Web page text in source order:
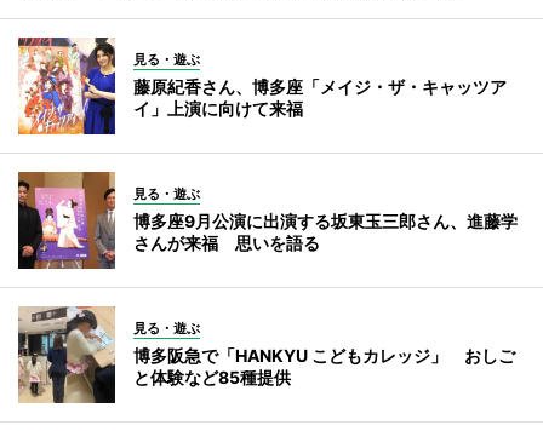
見る・遊ぶ
藤原紀香さん、博多座「メイジ・ザ・キャッツア
イ」上演に向けて来福
見る・遊ぶ
博多座9月公演に出演する坂東玉三郎さん、進藤学
さんが来福 思いを語る
見る・遊ぶ
博多阪急で「HANKYU こどもカレッジ」 おしご
と体験など85種提供